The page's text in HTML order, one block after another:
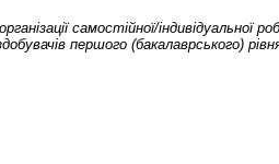
самостійної/індивідуальної
першого (бакалаврського)